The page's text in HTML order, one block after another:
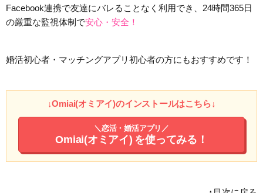
Facebook連携で友達にバレることなく利用でき、24時間365日
の厳重な監視体制で安心・安全！
婚活初心者・マッチングアプリ初心者の方にもおすすめです！
↓Omiai(オミアイ)のインストールはこちら↓
＼恋活・婚活アプリ／
Omiai(オミアイ) を使ってみる！